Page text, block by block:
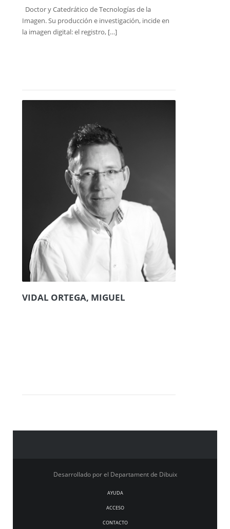
Doctor y Catedrático de Tecnologías de la
Imagen. Su producción e investigación, incide en
la imagen digital: el registro, […]
VIDAL ORTEGA, MIGUEL
Desarrollado por el Departament de Dibuix
AYUDA
ACCESO
CONTACTO